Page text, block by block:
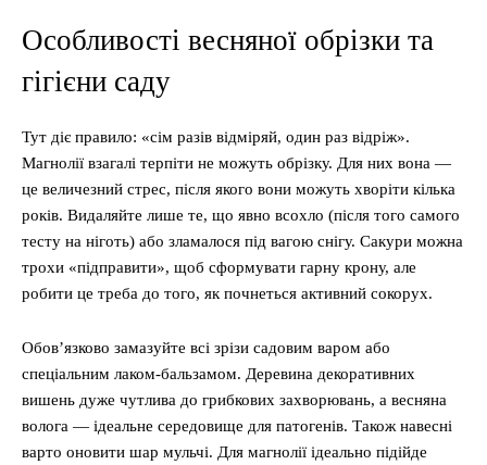
Особливості весняної обрізки та
гігієни саду
Тут діє правило: «сім разів відміряй, один раз відріж».
Магнолії взагалі терпіти не можуть обрізку. Для них вона —
це величезний стрес, після якого вони можуть хворіти кілька
років. Видаляйте лише те, що явно всохло (після того самого
тесту на ніготь) або зламалося під вагою снігу. Сакури можна
трохи «підправити», щоб сформувати гарну крону, але
робити це треба до того, як почнеться активний сокорух.
Обов’язково замазуйте всі зрізи садовим варом або
спеціальним лаком-бальзамом. Деревина декоративних
вишень дуже чутлива до грибкових захворювань, а весняна
волога — ідеальне середовище для патогенів. Також навесні
варто оновити шар мульчі. Для магнолії ідеально підійде